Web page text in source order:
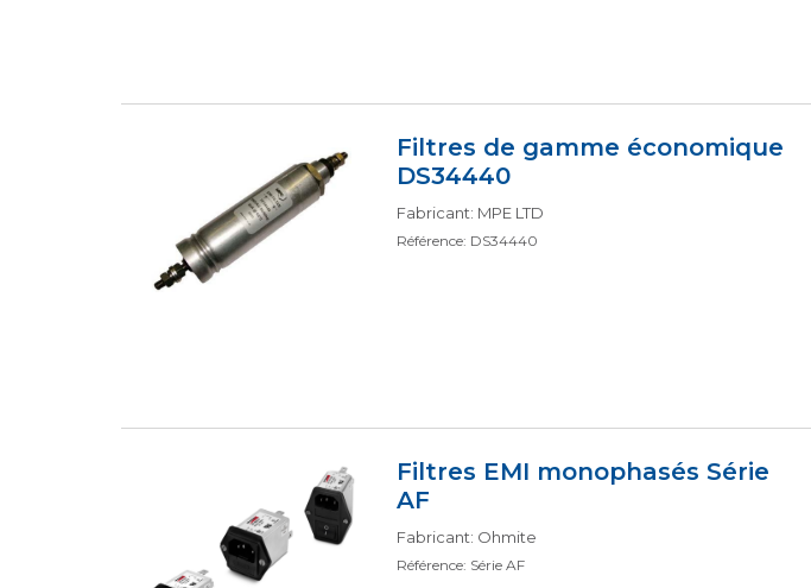
Filtres de gamme économique
DS34440
Fabricant: MPE LTD
Référence: DS34440
Filtres EMI monophasés Série
AF
Fabricant: Ohmite
Référence: Série AF